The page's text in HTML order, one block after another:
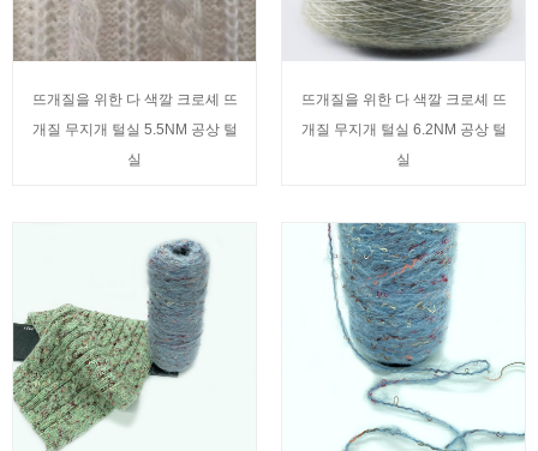
뜨개질을 위한 다 색깔 크로셰 뜨
개질 무지개 털실 5.5NM 공상 털
실
뜨개질을 위한 다 색깔 크로셰 뜨
개질 무지개 털실 6.2NM 공상 털
실